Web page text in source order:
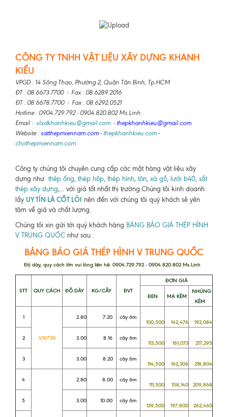
CÔNG TY TNHH VẬT LIỆU XÂY DỰNG KHANH
KIỀU
VPGD : 14 Sông Thao, Phường 2, Quận Tân Bình, Tp.HCM
ĐT : 08.6673.7700 - Fax : 08.6289.2016
ĐT : 08.6678.7700 - Fax : 08.6292.0521
Hotline : 0904.729.792 - 0904.820.802 Ms.Linh
Email : vlxdkhanhkieu@gmail.com - thepkhanhkieu@gmail.com
Website : satthepmiennam.com - thepkhanhkieu.com -
chothepmiennam.com
Công ty chúng tôi chuyên cung cấp các mặt hàng vật liệu xây
dựng như thép ống, thép hộp, thép hình, tôn, xà gồ, lưới b40, sắt
thép xây dựng,... với giá tốt nhất thị trường.Chúng tôi kinh doanh
lấy UY TÍN LÀ CỐT LÕI nên đến với chúng tôi quý khách sẽ yên
tâm về giá và chất lượng.
Chúng tôi xin gửi tới quý khách hàng BẢNG BÁO GIÁ THÉP HÌNH
V TRUNG QUỐC như sau :
BẢNG BÁO GIÁ THÉP HÌNH V TRUNG QUỐC
Độ dày, quy cách lớn vui lòng liên hệ: 0904.729.792 - 0904.820.802 Ms.Linh
STT QUY CÁCH ĐỘ DÀY KG/CÂY ĐVT
ĐƠN GIÁ
ĐEN MẠ KẼM
NHÚNG
KẼM
1
V30*30
2.80 7.20 cây 6m
100,500 142,476 192,084
2 3.00 8.16 cây 6m
113,500 161,073 217,295
3 3.00 8.20 cây 6m
114,500 162,306 218,804
4 2.80 8.00 cây 6m
111,500 158,140 209,868
5 3.00 10.00 cây 6m
139,500 197,800 262,460